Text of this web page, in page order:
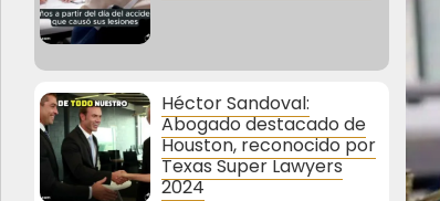
Héctor Sandoval:
Abogado destacado de
Houston, reconocido por
Texas Super Lawyers
2024